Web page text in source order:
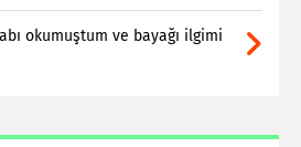
okumuştum ve bayağı ilgimi